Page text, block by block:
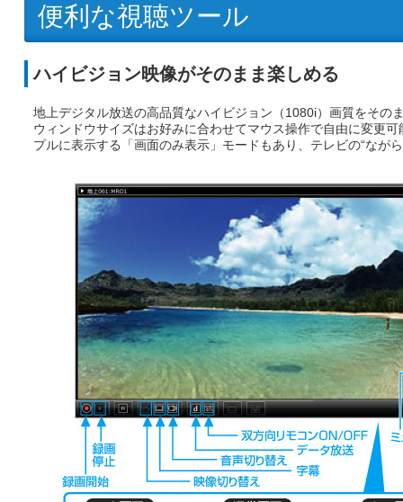
便利な視聴ツール
ハイビジョン映像がそのまま楽しめる
地上デジタル放送の高品質なハイビジョン（1080i）画質をその
ウィンドウサイズはお好みに合わせてマウス操作で自由に変更
プルに表示する「画面のみ表示」モードもあり、テレビの“なが